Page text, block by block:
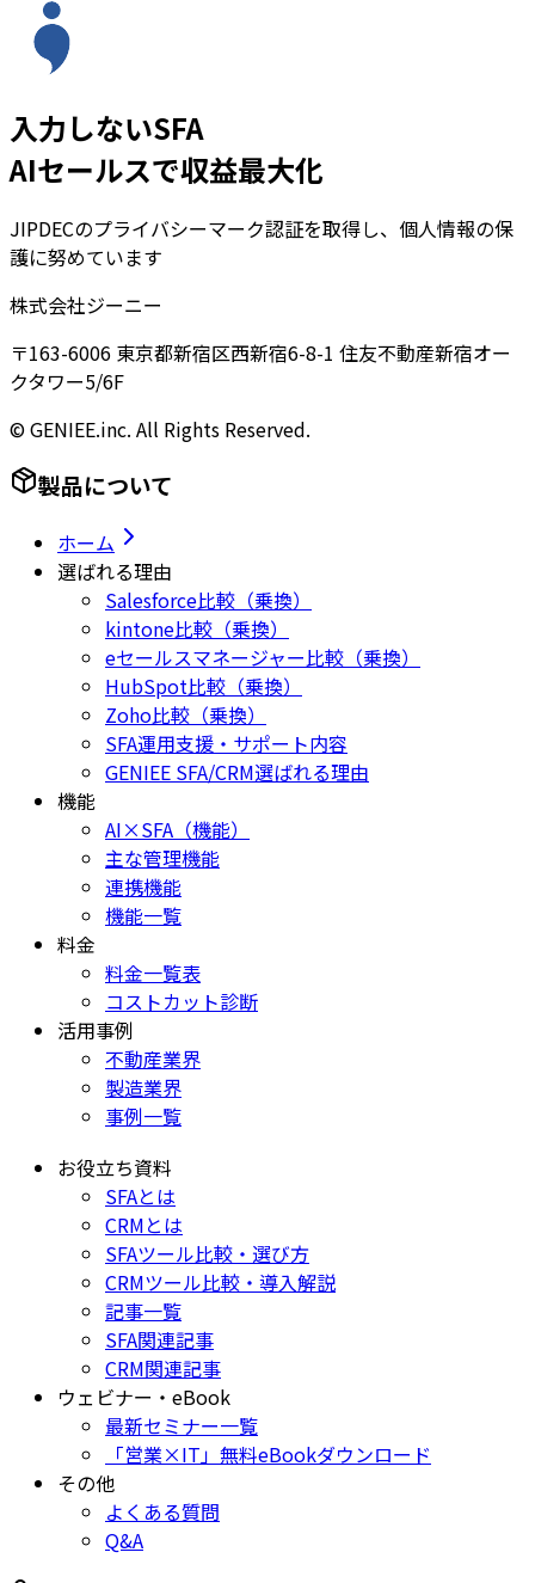
入力しないSFA
AIセールスで収益最大化
JIPDECのプライバシーマーク認証を取得し、個人情報の保
護に努めています
株式会社ジーニー
〒163-6006 東京都新宿区西新宿6-8-1 住友不動産新宿オー
クタワー5/6F
© GENIEE.inc. All Rights Reserved.
製品について
ホーム
選ばれる理由
Salesforce比較（乗換）
kintone比較（乗換）
eセールスマネージャー比較（乗換）
HubSpot比較（乗換）
Zoho比較（乗換）
SFA運用支援・サポート内容
GENIEE SFA/CRM選ばれる理由
機能
AI×SFA（機能）
主な管理機能
連携機能
機能一覧
料金
料金一覧表
コストカット診断
活用事例
不動産業界
製造業界
事例一覧
お役立ち資料
SFAとは
CRMとは
SFAツール比較・選び方
CRMツール比較・導入解説
記事一覧
SFA関連記事
CRM関連記事
ウェビナー・eBook
最新セミナー一覧
「営業×IT」無料eBookダウンロード
その他
よくある質問
Q&A